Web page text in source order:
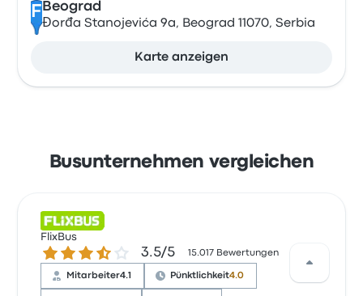
F Beograd
Đorđa Stanojevića 9a, Beograd 11070, Serbia
Karte anzeigen
Busunternehmen vergleichen
FlixBus
3.5 von 5 Sternen3.5/5 15.017 Bewertungen
Mitarbeiter4.1 Pünktlichkeit4.0